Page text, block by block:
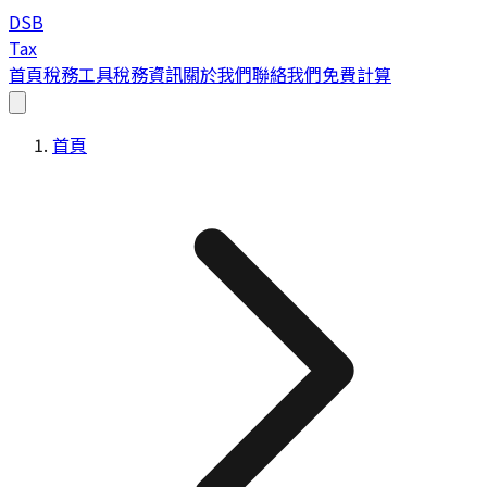
DSB
Tax
首頁稅務工具稅務資訊關於我們聯絡我們免費計算
首頁